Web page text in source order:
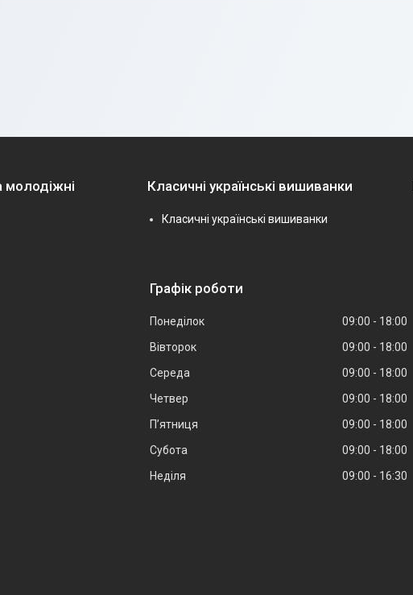
молодіжні Класичні українські вишиванки
Класичні українські вишиванки
Графік роботи
Понеділок 09:00
18:00
Вівторок
09:00
18:00
Середа
09:00
18:00
Четвер
09:00
18:00
Пʼятниця
09:00
18:00
Субота
09:00
18:00
Неділя
09:00 16:30